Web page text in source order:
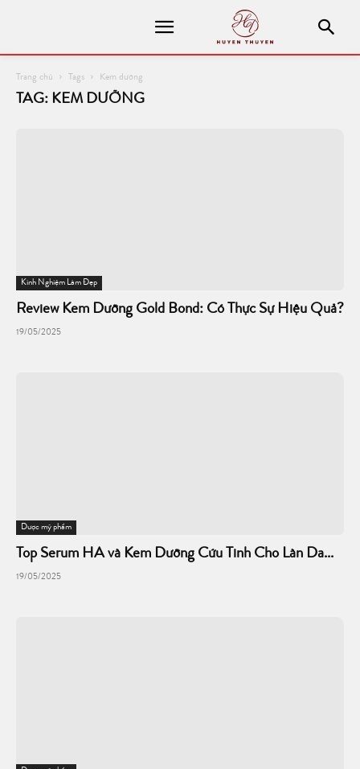
Trang chủ Tags Kem dưỡng
TAG: KEM DƯỠNG
Kinh Nghiệm Làm Đẹp
Review Kem Dưỡng Gold Bond: Có Thực Sự Hiệu Quả?
19/05/2025
Dược mỹ phẩm
Top Serum HA và Kem Dưỡng Cứu Tinh Cho Làn Da...
19/05/2025